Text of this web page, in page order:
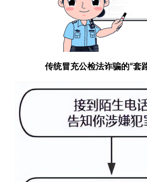
传统冒充公检法诈骗的“套